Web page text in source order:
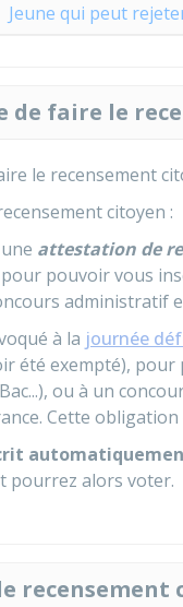
Jeune qui peut
de faire le
le recensement
citoyen :
attestation de
pouvoir vous
administratif
à la journée
été exempté),
ou à un
Cette
pourrez alors voter.
recensement